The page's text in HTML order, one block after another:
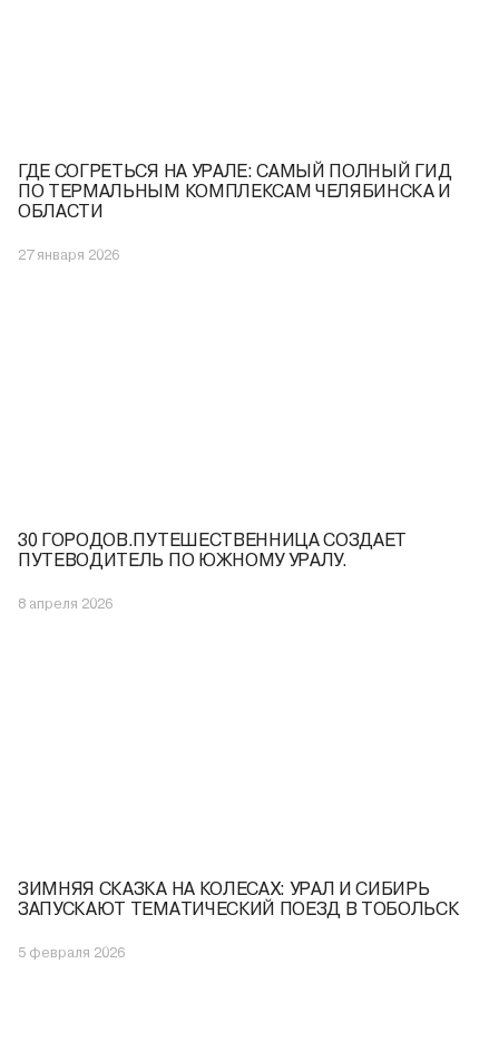
ГДЕ СОГРЕТЬСЯ НА УРАЛЕ: САМЫЙ ПОЛНЫЙ ГИД
ПО ТЕРМАЛЬНЫМ КОМПЛЕКСАМ ЧЕЛЯБИНСКА И
ОБЛАСТИ
27 января 2026
30 ГОРОДОВ.ПУТЕШЕСТВЕННИЦА СОЗДАЕТ
ПУТЕВОДИТЕЛЬ ПО ЮЖНОМУ УРАЛУ.
8 апреля 2026
ЗИМНЯЯ СКАЗКА НА КОЛЕСАХ: УРАЛ И СИБИРЬ
ЗАПУСКАЮТ ТЕМАТИЧЕСКИЙ ПОЕЗД В ТОБОЛЬСК
5 февраля 2026